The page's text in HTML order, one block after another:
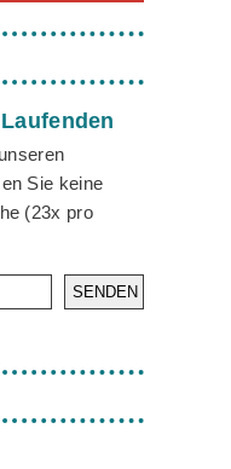
Sie keine
(23x pro
SENDEN